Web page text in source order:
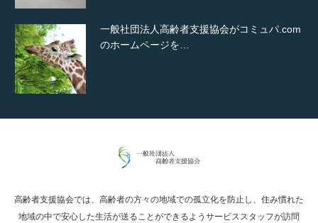
通常投稿
Hello world!
究極的に実用性を重視した「フッターバー」
が電話予約や記事の拡…
高齢者支援協会では、高齢者の方々の地域での孤立化を防止し、住み慣れた
地域の中で安心した生活が送ることができるようサービススタッフが訪問